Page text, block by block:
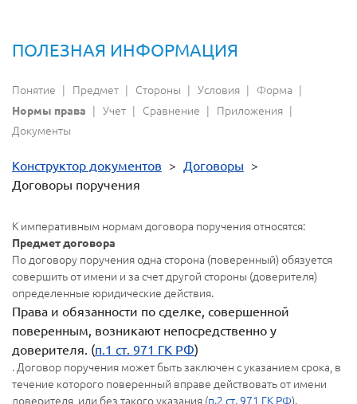
ПОЛЕЗНАЯ ИНФОРМАЦИЯ
Понятие Предмет Стороны Условия Форма
Нормы права Учет Сравнение
Приложения
Документы
Конструктор документов > Договоры >
Договоры поручения
К императивным нормам договора поручения относятся:
Предмет договора
По договору поручения одна сторона (поверенный) обязуется
совершить от имени и за счет другой стороны (доверителя)
определенные юридические действия.
Права и обязанности по сделке, совершенной
поверенным, возникают непосредственно у
доверителя. (п.1 ст. 971 ГК РФ)
. Договор поручения может быть заключен с указанием срока, в
течение которого поверенный вправе действовать от имени
доверителя, или без такого указания (п.2 ст. 971 ГК РФ).